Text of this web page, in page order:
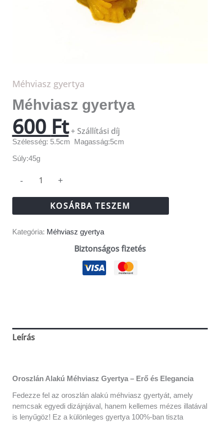
Méhviasz gyertya
Méhviasz gyertya
600 Ft+ Szállítási díj
Szélesség: 5.5cm Magasság:5cm
Súly:45g
- +
KOSÁRBA TESZEM
Kategória: Méhviasz gyertya
Biztonságos fizetés
Leírás
Oroszlán Alakú Méhviasz Gyertya – Erő és Elegancia
Fedezze fel az oroszlán alakú méhviasz gyertyát, amely
nemcsak egyedi dizájnjával, hanem kellemes mézes illatával
is lenyűgöz! Ez a különleges gyertya 100%-ban tiszta